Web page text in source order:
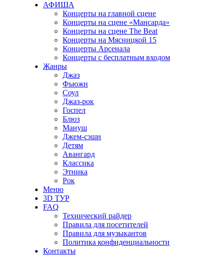
АФИША
Концерты на главной сцене
Концерты на сцене «Мансарда»
Концерты на сцене The Beat
Концерты на Мясницкой 15
Концерты Арсенала
Концерты с бесплатным входом
Жанры
Джаз
Фьюжн
Соул
Джаз-рок
Госпел
Блюз
Мануш
Джем-сэшн
Детям
Авангард
Классика
Этника
Рок
Меню
3D ТУР
FAQ
Технический райдер
Правила для посетителей
Правила для музыкантов
Политика конфиденциальности
Контакты